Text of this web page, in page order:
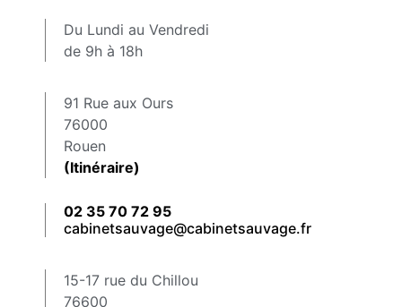
Du Lundi au Vendredi
de 9h à 18h
91 Rue aux Ours
76000
Rouen
(Itinéraire)
02 35 70 72 95
cabinetsauvage@cabinetsauvage.fr
15-17 rue du Chillou
76600